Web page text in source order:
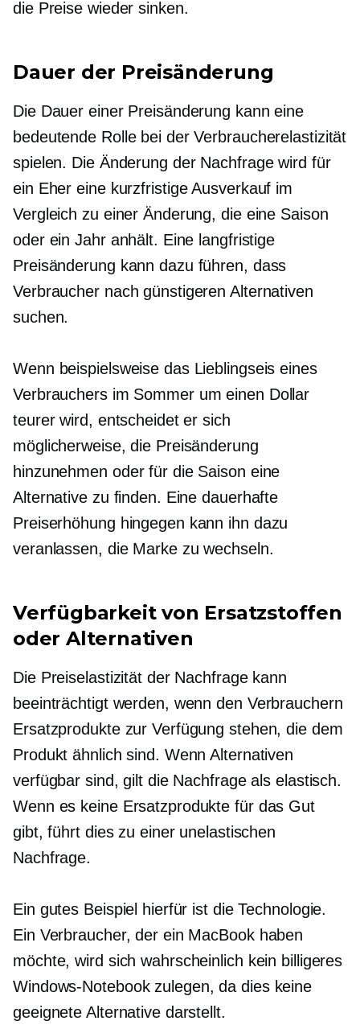
die Preise wieder sinken.
Dauer der Preisänderung
Die Dauer einer Preisänderung kann eine
bedeutende Rolle bei der Verbraucherelastizität
spielen. Die Änderung der Nachfrage wird für
ein Eher eine kurzfristigeAusverkauf im
Vergleich zu einer Änderung, die eine Saison
oder ein Jahr anhält. Eine langfristige
Preisänderung kann dazu führen, dass
Verbraucher nach günstigeren Alternativen
suchen.
Wenn beispielsweise das Lieblingseis eines
Verbrauchers im Sommer um einen Dollar
teurer wird, entscheidet er sich
möglicherweise, die Preisänderung
hinzunehmen oder für die Saison eine
Alternative zu finden. Eine dauerhafte
Preiserhöhung hingegen kann ihn dazu
veranlassen, die Marke zu wechseln.
Verfügbarkeit von Ersatzstoffen
oder Alternativen
Die Preiselastizität der Nachfrage kann
beeinträchtigt werden, wenn den Verbrauchern
Ersatzprodukte zur Verfügung stehen, die dem
Produkt ähnlich sind. Wenn Alternativen
verfügbar sind, gilt die Nachfrage als elastisch.
Wenn es keine Ersatzprodukte für das Gut
gibt, führt dies zu einer unelastischen
Nachfrage.
Ein gutes Beispiel hierfür ist die Technologie.
Ein Verbraucher, der ein MacBook haben
möchte, wird sich wahrscheinlich kein billigeres
Windows-Notebook zulegen, da dies keine
geeignete Alternative darstellt.